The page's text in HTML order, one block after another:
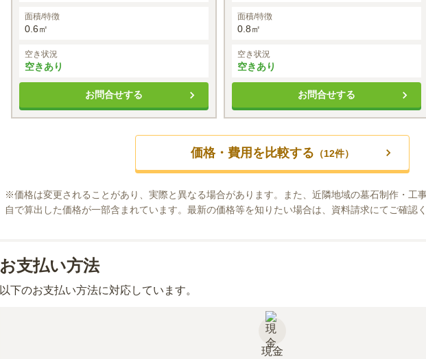
面積/特徴
0.6㎡
空き状況
空きあり
お問合せする
面積/特徴
0.8㎡
空き状況
空きあり
お問合せする
価格・費用を比較する （12件）
※価格は変更されることがあり、実際と異なる場合があります。また、近隣地域の墓石制作・工
自で算出した価格が一部含まれています。最新の価格等を知りたい場合は、資料請求にてご確認
お支払い方法
以下のお支払い方法に対応しています。
現金